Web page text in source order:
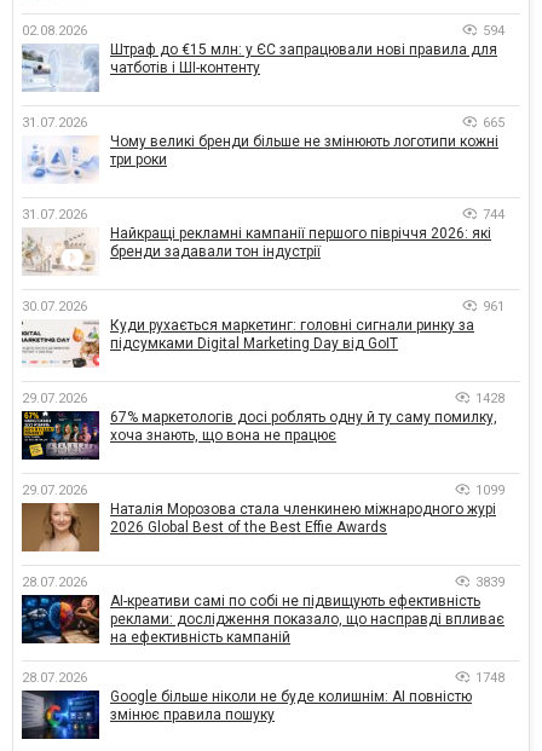
02.08.2026 594
Штраф до €15 млн: у ЄС запрацювали нові правила для
чатботів і ШІ-контенту
31.07.2026 665
Чому великі бренди більше не змінюють логотипи кожні
три роки
31.07.2026 744
Найкращі рекламні кампанії першого півріччя 2026: які
бренди задавали тон індустрії
30.07.2026 961
Куди рухається маркетинг: головні сигнали ринку за
підсумками Digital Marketing Day від GoIT
29.07.2026 1428
67% маркетологів досі роблять одну й ту саму помилку,
хоча знають, що вона не працює
29.07.2026 1099
Наталія Морозова стала членкинею міжнародного журі
2026 Global Best of the Best Effie Awards
28.07.2026 3839
AI-креативи самі по собі не підвищують ефективність
реклами: дослідження показало, що насправді впливає
на ефективність кампаній
28.07.2026 1748
Google більше ніколи не буде колишнім: AI повністю
змінює правила пошуку